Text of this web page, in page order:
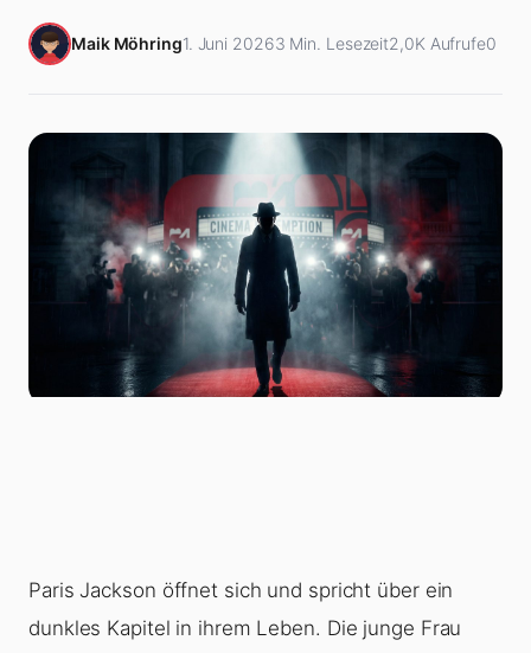
Maik Möhring1. Juni 20263 Min. Lesezeit2,0K Aufrufe0
Paris Jackson öffnet sich und spricht über ein
dunkles Kapitel in ihrem Leben. Die junge Frau